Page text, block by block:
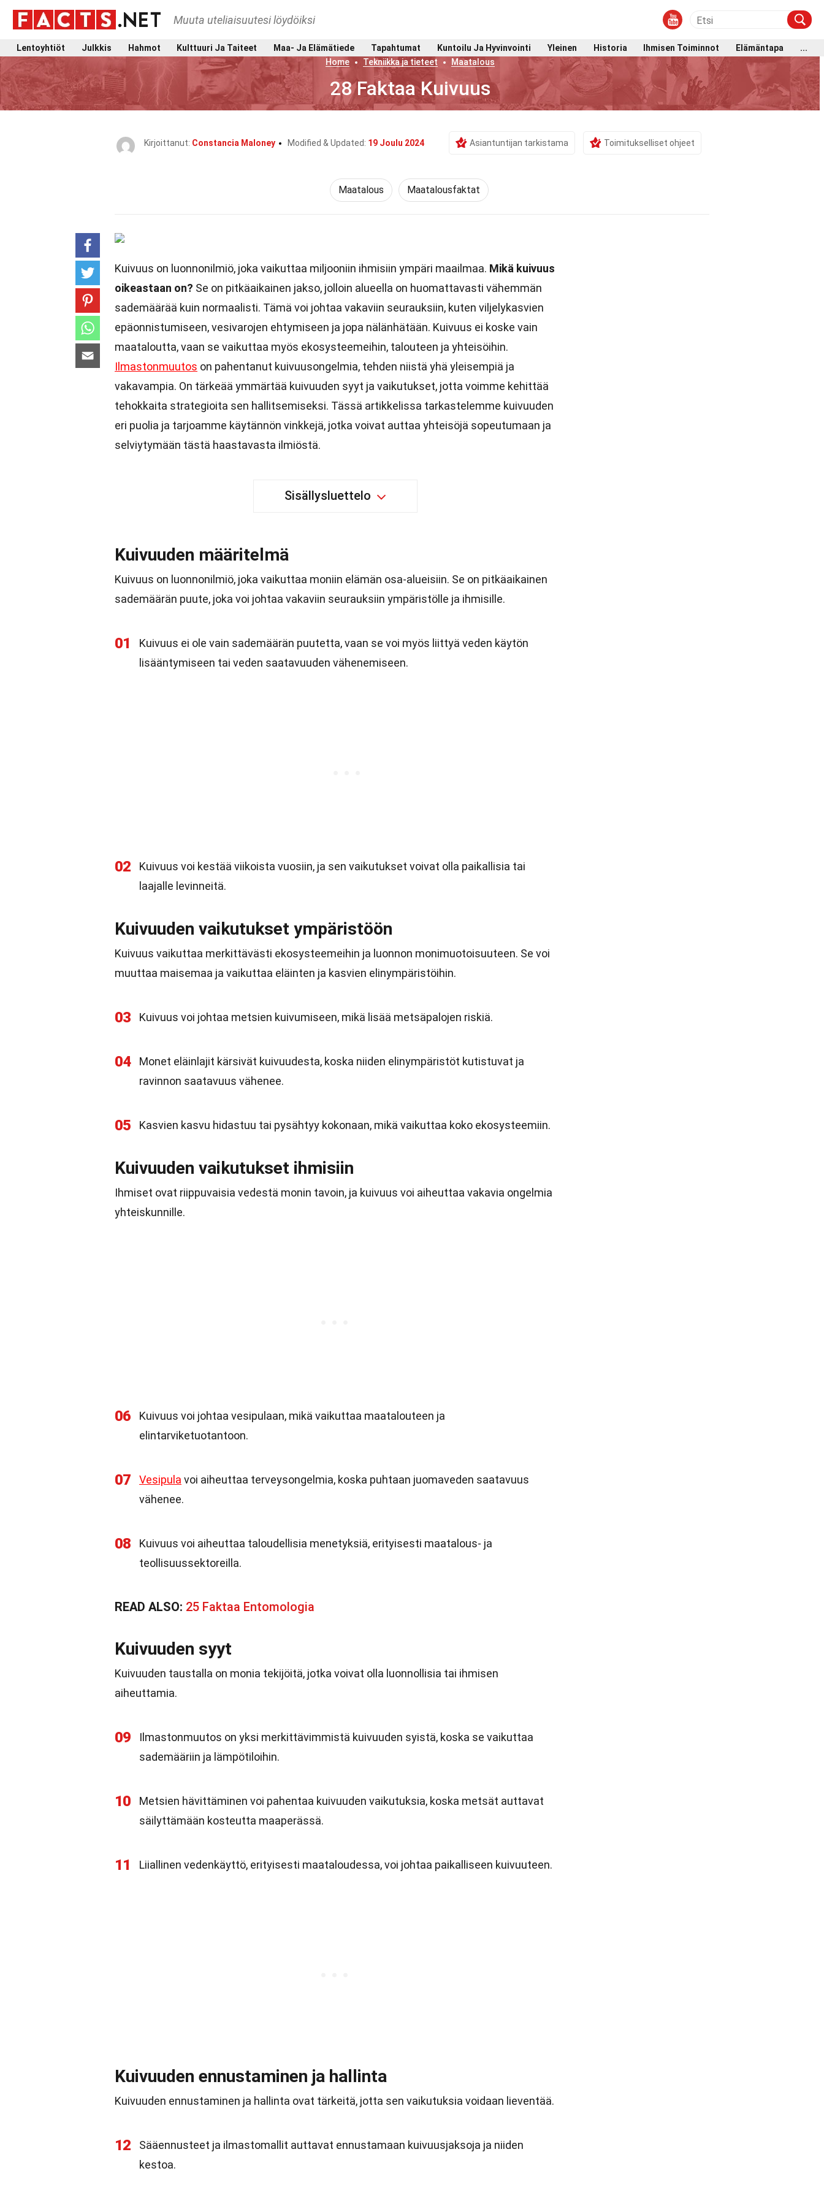
Muuta uteliaisuutesi löydöiksi
Lentoyhtiöt Julkkis Hahmot Kulttuuri Ja Taiteet Maa- Ja Elämätiede Tapahtumat Kuntoilu Ja Hyvinvointi Yleinen Historia Ihmisen Toiminnot Elämäntapa
...
Home
Tekniikka ja tieteet Maatalous
28 Faktaa Kuivuus
Kirjoittanut: Constancia Maloney Modified & Updated: 19 Joulu 2024 Asiantuntijan tarkistama Toimitukselliset ohjeet
Maatalous Maatalousfaktat
Kuivuus on luonnonilmiö, joka vaikuttaa miljooniin ihmisiin ympäri maailmaa. Mikä kuivuus
oikeastaan on? Se on pitkäaikainen jakso, jolloin alueella on huomattavasti vähemmän
sademäärää kuin normaalisti. Tämä voi johtaa vakaviin seurauksiin, kuten viljelykasvien
epäonnistumiseen, vesivarojen ehtymiseen ja jopa nälänhätään. Kuivuus ei koske vain
maataloutta, vaan se vaikuttaa myös ekosysteemeihin, talouteen ja yhteisöihin.
Ilmastonmuutos on pahentanut kuivuusongelmia, tehden niistä yhä yleisempiä ja
vakavampia. On tärkeää ymmärtää kuivuuden syyt ja vaikutukset, jotta voimme kehittää
tehokkaita strategioita sen hallitsemiseksi. Tässä artikkelissa tarkastelemme kuivuuden
eri puolia ja tarjoamme käytännön vinkkejä, jotka voivat auttaa yhteisöjä sopeutumaan ja
selviytymään tästä haastavasta ilmiöstä.
Sisällysluettelo
Kuivuuden määritelmä
Kuivuus on luonnonilmiö, joka vaikuttaa moniin elämän osa-alueisiin. Se on pitkäaikainen
sademäärän puute, joka voi johtaa vakaviin seurauksiin ympäristölle ja ihmisille.
01
Kuivuus ei ole vain sademäärän puutetta, vaan se voi myös liittyä veden käytön
lisääntymiseen tai veden saatavuuden vähenemiseen.
02
Kuivuus voi kestää viikoista vuosiin, ja sen vaikutukset voivat olla paikallisia tai
laajalle levinneitä.
Kuivuuden vaikutukset ympäristöön
Kuivuus vaikuttaa merkittävästi ekosysteemeihin ja luonnon monimuotoisuuteen. Se voi
muuttaa maisemaa ja vaikuttaa eläinten ja kasvien elinympäristöihin.
03 Kuivuus voi johtaa metsien kuivumiseen, mikä lisää metsäpalojen riskiä.
04
Monet eläinlajit kärsivät kuivuudesta, koska niiden elinympäristöt kutistuvat ja
ravinnon saatavuus vähenee.
05 Kasvien kasvu hidastuu tai pysähtyy kokonaan, mikä vaikuttaa koko ekosysteemiin.
Kuivuuden vaikutukset ihmisiin
Ihmiset ovat riippuvaisia vedestä monin tavoin, ja kuivuus voi aiheuttaa vakavia ongelmia
yhteiskunnille.
06
Kuivuus voi johtaa vesipulaan, mikä vaikuttaa maatalouteen ja
elintarviketuotantoon.
07 Vesipula voi aiheuttaa terveysongelmia, koska puhtaan juomaveden saatavuus
vähenee.
08
Kuivuus voi aiheuttaa taloudellisia menetyksiä, erityisesti maatalous- ja
teollisuussektoreilla.
READ ALSO: 25 Faktaa Entomologia
Kuivuuden syyt
Kuivuuden taustalla on monia tekijöitä, jotka voivat olla luonnollisia tai ihmisen
aiheuttamia.
09
Ilmastonmuutos on yksi merkittävimmistä kuivuuden syistä, koska se vaikuttaa
sademääriin ja lämpötiloihin.
10
Metsien hävittäminen voi pahentaa kuivuuden vaikutuksia, koska metsät auttavat
säilyttämään kosteutta maaperässä.
11 Liiallinen vedenkäyttö, erityisesti maataloudessa, voi johtaa paikalliseen kuivuuteen.
Kuivuuden ennustaminen ja hallinta
Kuivuuden ennustaminen ja hallinta ovat tärkeitä, jotta sen vaikutuksia voidaan lieventää.
12
Sääennusteet ja ilmastomallit auttavat ennustamaan kuivuusjaksoja ja niiden
kestoa.